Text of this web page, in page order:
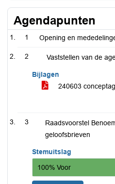
Agendapunten
1 Opening en
2 Vaststellen van de
Bijlagen
240603
3
Raadsvoorstel
geloofsbrieven
Stemuitslag
100% Voor